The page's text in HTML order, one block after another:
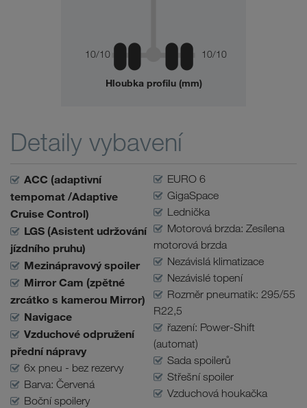
10/10 10/10
Hloubka profilu (mm)
Detaily vybavení
ACC (adaptivní
tempomat /Adaptive
Cruise Control)
LGS (Asistent udržování
jízdního pruhu)
Mezinápravový spoiler
Mirror Cam (zpětné
zrcátko s kamerou Mirror)
Navigace
Vzduchové odpružení
přední nápravy
6x pneu - bez rezervy
Barva: Červená
Boční spoilery
EURO 6
GigaSpace
Lednička
Motorová brzda: Zesílena
motorová brzda
Nezávislá klimatizace
Nezávislé topení
Rozměr pneumatik: 295/55
R22,5
řazení: Power-Shift
(automat)
Sada spoilerů
Střešní spoiler
Vzduchová houkačka